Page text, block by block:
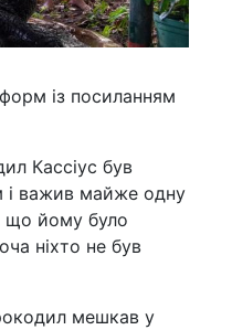
із посиланням
Кассіус був
і важив майже одну
що йому було
ніхто не був
мешкав у